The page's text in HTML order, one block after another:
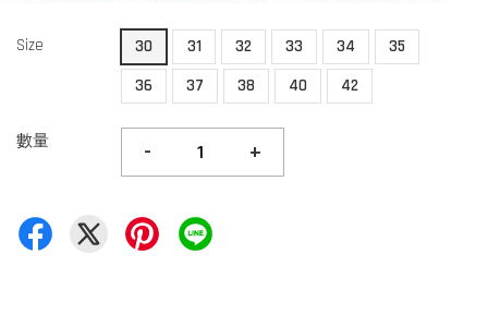
Size 30 31 32 33 34
35
36
37 38 40 42
數量 - +